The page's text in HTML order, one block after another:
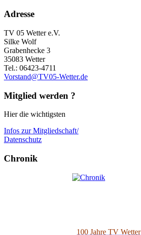
Adresse
TV 05 Wetter e.V.
Silke Wolf
Grabenhecke 3
35083 Wetter
Tel.: 06423-4711
Vorstand@TV05-Wetter.de
Mitglied werden ?
Hier die wichtigsten
Infos zur Mitgliedschaft/
Datenschutz
Chronik
100 Jahre TV Wetter